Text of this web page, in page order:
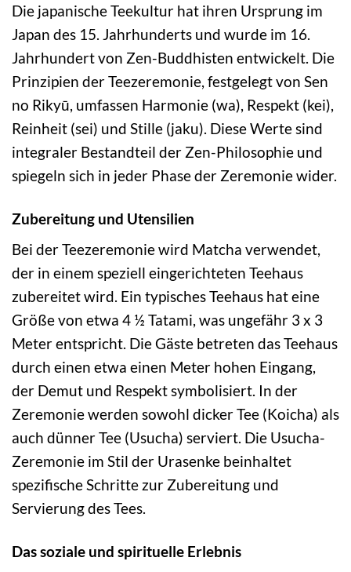
Die japanische Teekultur hat ihren Ursprung im
Japan des 15. Jahrhunderts und wurde im 16.
Jahrhundert von Zen-Buddhisten entwickelt. Die
Prinzipien der Teezeremonie, festgelegt von Sen
no Rikyū, umfassen Harmonie (wa), Respekt (kei),
Reinheit (sei) und Stille (jaku). Diese Werte sind
integraler Bestandteil der Zen-Philosophie und
spiegeln sich in jeder Phase der Zeremonie wider.
Zubereitung und Utensilien
Bei der Teezeremonie wird Matcha verwendet,
der in einem speziell eingerichteten Teehaus
zubereitet wird. Ein typisches Teehaus hat eine
Größe von etwa 4 ½ Tatami, was ungefähr 3 x 3
Meter entspricht. Die Gäste betreten das Teehaus
durch einen etwa einen Meter hohen Eingang,
der Demut und Respekt symbolisiert. In der
Zeremonie werden sowohl dicker Tee (Koicha) als
auch dünner Tee (Usucha) serviert. Die Usucha-
Zeremonie im Stil der Urasenke beinhaltet
spezifische Schritte zur Zubereitung und
Servierung des Tees.
Das soziale und spirituelle Erlebnis